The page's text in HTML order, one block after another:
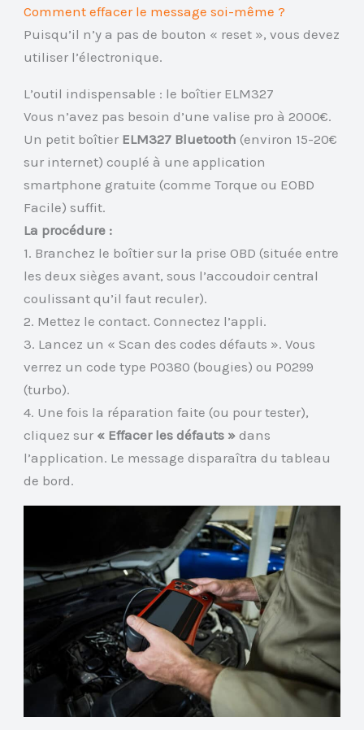
Comment effacer le message soi-même ?
Puisqu’il n’y a pas de bouton « reset », vous devez
utiliser l’électronique.
L’outil indispensable : le boîtier ELM327
Vous n’avez pas besoin d’une valise pro à 2000€.
Un petit boîtier ELM327 Bluetooth (environ 15-20€
sur internet) couplé à une application
smartphone gratuite (comme Torque ou EOBD
Facile) suffit.
La procédure :
1. Branchez le boîtier sur la prise OBD (située entre
les deux sièges avant, sous l’accoudoir central
coulissant qu’il faut reculer).
2. Mettez le contact. Connectez l’appli.
3. Lancez un « Scan des codes défauts ». Vous
verrez un code type P0380 (bougies) ou P0299
(turbo).
4. Une fois la réparation faite (ou pour tester),
cliquez sur « Effacer les défauts » dans
l’application. Le message disparaîtra du tableau
de bord.